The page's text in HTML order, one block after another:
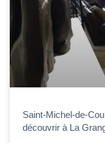
Saint-Michel-de-
découvrir à La